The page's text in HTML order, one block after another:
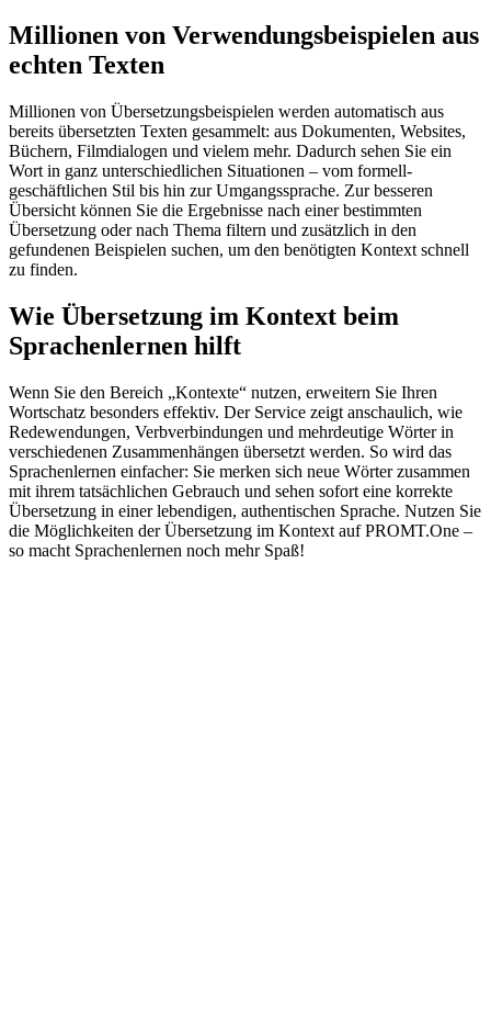
Millionen von Verwendungsbeispielen aus
echten Texten
Millionen von Übersetzungsbeispielen werden automatisch aus
bereits übersetzten Texten gesammelt: aus Dokumenten, Websites,
Büchern, Filmdialogen und vielem mehr. Dadurch sehen Sie ein
Wort in ganz unterschiedlichen Situationen – vom formell-
geschäftlichen Stil bis hin zur Umgangssprache. Zur besseren
Übersicht können Sie die Ergebnisse nach einer bestimmten
Übersetzung oder nach Thema filtern und zusätzlich in den
gefundenen Beispielen suchen, um den benötigten Kontext schnell
zu finden.
Wie Übersetzung im Kontext beim
Sprachenlernen hilft
Wenn Sie den Bereich „Kontexte“ nutzen, erweitern Sie Ihren
Wortschatz besonders effektiv. Der Service zeigt anschaulich, wie
Redewendungen, Verbverbindungen und mehrdeutige Wörter in
verschiedenen Zusammenhängen übersetzt werden. So wird das
Sprachenlernen einfacher: Sie merken sich neue Wörter zusammen
mit ihrem tatsächlichen Gebrauch und sehen sofort eine korrekte
Übersetzung in einer lebendigen, authentischen Sprache. Nutzen Sie
die Möglichkeiten der Übersetzung im Kontext auf PROMT.One –
so macht Sprachenlernen noch mehr Spaß!